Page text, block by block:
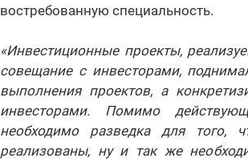
востребованную специальность.
«Инвестиционные проекты,
совещание с инвесторами,
выполнения проектов, а
инвесторами. Помимо
необходимо разведка для того,
реализованы, ну и так же